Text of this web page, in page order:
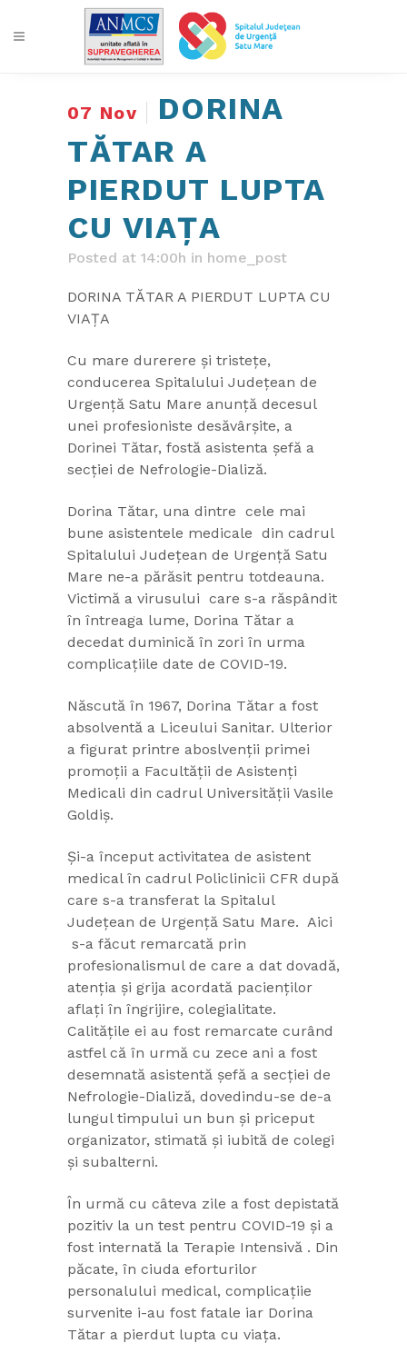
07 Nov
DORINA
TĂTAR A
PIERDUT LUPTA
CU VIAȚA
Posted at 14:00h in home_post
DORINA TĂTAR A PIERDUT LUPTA CU
VIAȚA
Cu mare durerere și tristețe,
conducerea Spitalului Județean de
Urgență Satu Mare anunță decesul
unei profesioniste desăvârșite, a
Dorinei Tătar, fostă asistenta șefă a
secției de Nefrologie-Dializă.
Dorina Tătar, una dintre cele mai
bune asistentele medicale din cadrul
Spitalului Județean de Urgență Satu
Mare ne-a părăsit pentru totdeauna.
Victimă a virusului care s-a răspândit
în întreaga lume, Dorina Tătar a
decedat duminică în zori în urma
complicațiile date de COVID-19.
Născută în 1967, Dorina Tătar a fost
absolventă a Liceului Sanitar. Ulterior
a figurat printre aboslvenții primei
promoții a Facultății de Asistenți
Medicali din cadrul Universității Vasile
Goldiș.
Și-a început activitatea de asistent
medical în cadrul Policlinicii CFR după
care s-a transferat la Spitalul
Județean de Urgență Satu Mare. Aici
s-a făcut remarcată prin
profesionalismul de care a dat dovadă,
atenția și grija acordată pacienților
aflați în îngrijire, colegialitate.
Calitățile ei au fost remarcate curând
astfel că în urmă cu zece ani a fost
desemnată asistentă șefă a secției de
Nefrologie-Dializă, dovedindu-se de-a
lungul timpului un bun și priceput
organizator, stimată și iubită de colegi
și subalterni.
În urmă cu câteva zile a fost depistată
pozitiv la un test pentru COVID-19 și a
fost internată la Terapie Intensivă . Din
păcate, în ciuda eforturilor
personalului medical, complicațiie
survenite i-au fost fatale iar Dorina
Tătar a pierdut lupta cu viața.